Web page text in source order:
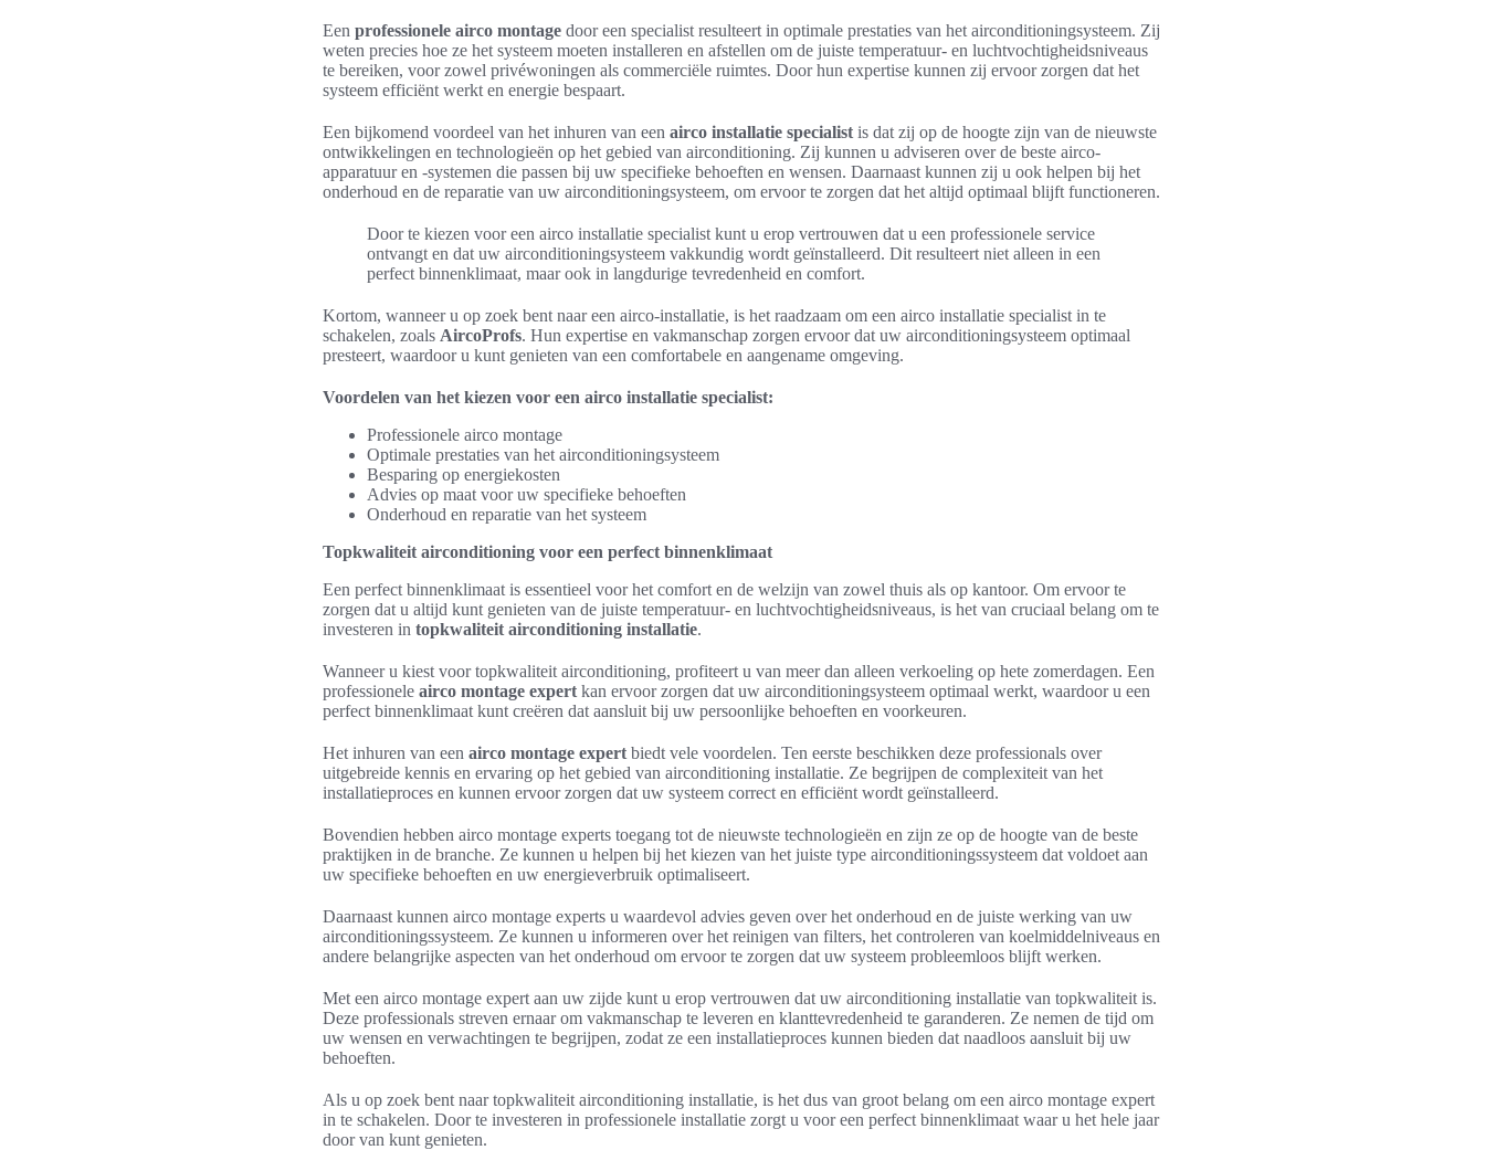
Een professionele airco montage door een specialist resulteert in optimale prestaties van het airconditioningsysteem. Zij
weten precies hoe ze het systeem moeten installeren en afstellen om de juiste temperatuur- en luchtvochtigheidsniveaus
te bereiken, voor zowel privéwoningen als commerciële ruimtes. Door hun expertise kunnen zij ervoor zorgen dat het
systeem efficiënt werkt en energie bespaart.
Een bijkomend voordeel van het inhuren van een airco installatie specialist is dat zij op de hoogte zijn van de nieuwste
ontwikkelingen en technologieën op het gebied van airconditioning. Zij kunnen u adviseren over de beste airco-
apparatuur en -systemen die passen bij uw specifieke behoeften en wensen. Daarnaast kunnen zij u ook helpen bij het
onderhoud en de reparatie van uw airconditioningsysteem, om ervoor te zorgen dat het altijd optimaal blijft functioneren.
Door te kiezen voor een airco installatie specialist kunt u erop vertrouwen dat u een professionele service
ontvangt en dat uw airconditioningsysteem vakkundig wordt geïnstalleerd. Dit resulteert niet alleen in een
perfect binnenklimaat, maar ook in langdurige tevredenheid en comfort.
Kortom, wanneer u op zoek bent naar een airco-installatie, is het raadzaam om een airco installatie specialist in te
schakelen, zoals AircoProfs. Hun expertise en vakmanschap zorgen ervoor dat uw airconditioningsysteem optimaal
presteert, waardoor u kunt genieten van een comfortabele en aangename omgeving.
Voordelen van het kiezen voor een airco installatie specialist:
Professionele airco montage
Optimale prestaties van het airconditioningsysteem
Besparing op energiekosten
Advies op maat voor uw specifieke behoeften
Onderhoud en reparatie van het systeem
Topkwaliteit airconditioning voor een perfect binnenklimaat
Een perfect binnenklimaat is essentieel voor het comfort en de welzijn van zowel thuis als op kantoor. Om ervoor te
zorgen dat u altijd kunt genieten van de juiste temperatuur- en luchtvochtigheidsniveaus, is het van cruciaal belang om te
investeren in topkwaliteit airconditioning installatie.
Wanneer u kiest voor topkwaliteit airconditioning, profiteert u van meer dan alleen verkoeling op hete zomerdagen. Een
professionele airco montage expert kan ervoor zorgen dat uw airconditioningsysteem optimaal werkt, waardoor u een
perfect binnenklimaat kunt creëren dat aansluit bij uw persoonlijke behoeften en voorkeuren.
Het inhuren van een airco montage expert biedt vele voordelen. Ten eerste beschikken deze professionals over
uitgebreide kennis en ervaring op het gebied van airconditioning installatie. Ze begrijpen de complexiteit van het
installatieproces en kunnen ervoor zorgen dat uw systeem correct en efficiënt wordt geïnstalleerd.
Bovendien hebben airco montage experts toegang tot de nieuwste technologieën en zijn ze op de hoogte van de beste
praktijken in de branche. Ze kunnen u helpen bij het kiezen van het juiste type airconditioningssysteem dat voldoet aan
uw specifieke behoeften en uw energieverbruik optimaliseert.
Daarnaast kunnen airco montage experts u waardevol advies geven over het onderhoud en de juiste werking van uw
airconditioningssysteem. Ze kunnen u informeren over het reinigen van filters, het controleren van koelmiddelniveaus en
andere belangrijke aspecten van het onderhoud om ervoor te zorgen dat uw systeem probleemloos blijft werken.
Met een airco montage expert aan uw zijde kunt u erop vertrouwen dat uw airconditioning installatie van topkwaliteit is.
Deze professionals streven ernaar om vakmanschap te leveren en klanttevredenheid te garanderen. Ze nemen de tijd om
uw wensen en verwachtingen te begrijpen, zodat ze een installatieproces kunnen bieden dat naadloos aansluit bij uw
behoeften.
Als u op zoek bent naar topkwaliteit airconditioning installatie, is het dus van groot belang om een airco montage expert
in te schakelen. Door te investeren in professionele installatie zorgt u voor een perfect binnenklimaat waar u het hele jaar
door van kunt genieten.